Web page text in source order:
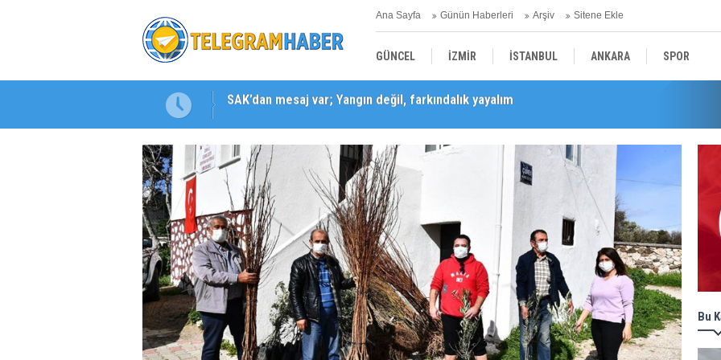
Ana Sayfa Günün Haberleri Arşiv Sitene Ekle
GÜNCEL İZMİR İSTANBUL ANKARA SPOR
YEREL SAĞLIK
SAK’dan mesaj var; Yangın değil, farkındalık yayalım
Karabağlar ‘da Gazeteci Barış Selçuk saygıyla anıldı
Bu